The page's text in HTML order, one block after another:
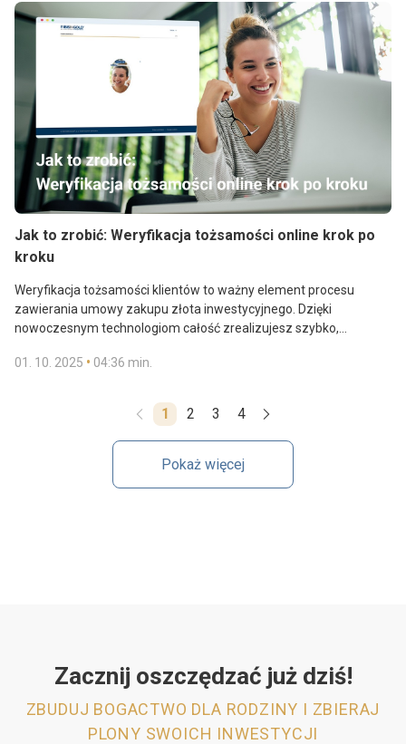
https://ibis.ibisingold.com/Shop/single?GoodsMotif=9
Jak to zrobić: Weryfikacja tożsamości online krok po
kroku
Weryfikacja tożsamości klientów to ważny element procesu
zawierania umowy zakupu złota inwestycyjnego. Dzięki
nowoczesnym technologiom całość zrealizujesz szybko,
01. 10. 2025 • 04:36 min.
1 2 3 4
Pokaż więcej
Zacznij oszczędzać już dziś!
ZBUDUJ BOGACTWO DLA RODZINY I ZBIERAJ
PLONY SWOICH INWESTYCJI